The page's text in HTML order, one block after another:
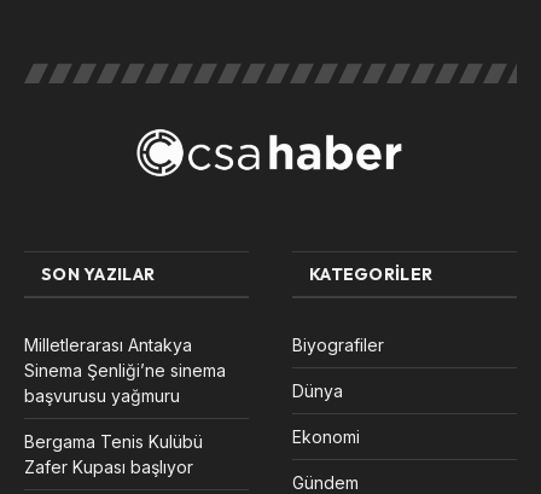
SON YAZILAR
Milletlerarası Antakya
Sinema Şenliği’ne sinema
başvurusu yağmuru
Bergama Tenis Kulübü
Zafer Kupası başlıyor
KATEGORILER
Biyografiler
Dünya
Ekonomi
Gündem